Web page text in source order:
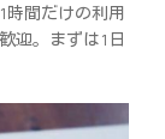
時間だけの利用
迎。まずは1日